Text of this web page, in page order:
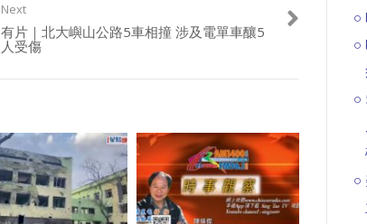
Next
有片｜北大嶼山公路5車相撞 涉及電單車釀5
人受傷